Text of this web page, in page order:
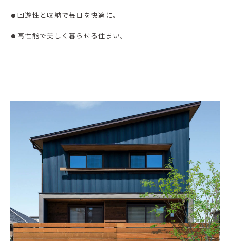
回遊性と収納で毎日を快適に。
高性能で美しく暮らせる住まい。